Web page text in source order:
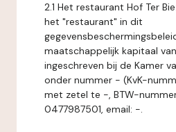
2.1 Het restaurant Hof Ter
het "restaurant" in dit
maatschappelijk kapitaal
ingeschreven bij de Kamer
onder nummer - (KvK-
met zetel te -, BTW-
0477987501, email: -.